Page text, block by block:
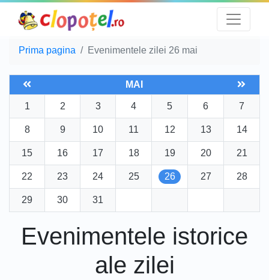
Prima pagina Evenimentele zilei 26 mai
MAI
1 2 3 4 5 6 7
8 9 10 11 12 13 14
15 16 17 18 19 20 21
22 23 24 25 26 27 28
29 30 31
Evenimentele istorice
ale zilei